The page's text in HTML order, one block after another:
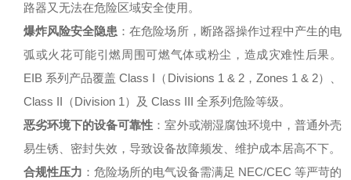
路器又无法在危险区域安全使用。
爆炸风险安全隐患 ：在危险场所，断路器操作过程中产生的电
弧或火花可能引燃周围可燃气体或粉尘，造成灾难性后果。
EIB 系列产品覆盖 Class I（Divisions 1 & 2，Zones 1 & 2）、
Class II（Division 1）及 Class III 全系列危险等级。
恶劣环境下的设备可靠性 ：室外或潮湿腐蚀环境中，普通外壳
易生锈、密封失效，导致设备故障频发、维护成本居高不下。
合规性压力 ：危险场所的电气设备需满足 NEC/CEC 等严苛的